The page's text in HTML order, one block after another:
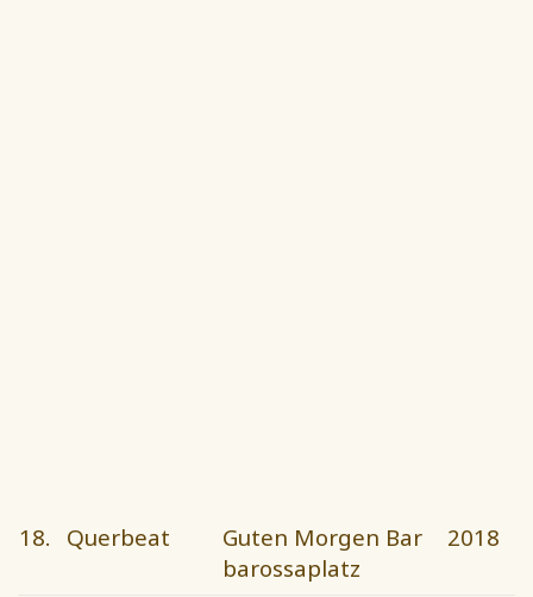
18. Querbeat
Guten Morgen Bar
barossaplatz
2018